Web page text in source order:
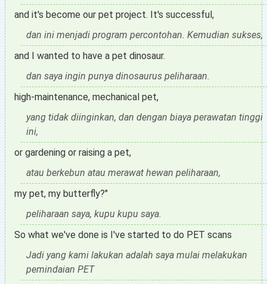
and it's become our pet project. It's successful,
dan ini menjadi program percontohan. Kemudian sukses,
and I wanted to have a pet dinosaur.
dan saya ingin punya dinosaurus peliharaan.
high-maintenance, mechanical pet,
yang tidak diinginkan, dan dengan biaya perawatan tinggi
ini,
or gardening or raising a pet,
atau berkebun atau merawat hewan peliharaan,
my pet, my butterfly?"
peliharaan saya, kupu kupu saya.
So what we've done is I've started to do PET scans
Jadi yang kami lakukan adalah saya mulai melakukan
pemindaian PET